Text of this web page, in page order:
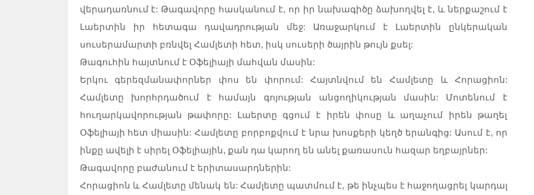
վերադառնում է: Թագավորը հասկանում է, որ իր նախագիծը ձախողվել է, և ներքաշում է
Լաերտին իր հետագա դավադրության մեջ: Առաջարկում է Լաերտին ընկերական
սուսերամարտի բռնվել Համլետի հետ, իսկ սուսերի ծայրին թույն քսել:
Թագուհին հայտնում է Օֆելիայի մահվան մասին:
Երկու գերեզմանափորներ փոս են փորում: Հայտնվում են Համլետը և Հորացիոն:
Համլետը խորհրդածում է համայն գոյության անցողիկության մասին: Մոտենում է
հուղարկավորության թափորը: Լաերտը գցում է իրեն փոսը և աղաչում իրեն թաղել
Օֆելիայի հետ միասին: Համլետը բորբոքվում է նրա խոսքերի կեղծ երանգից: Ասում է, որ
ինքը ավելի է սիրել Օֆելիային, քան դա կարող են անել քառասուն հազար եղբայրներ:
Թագավորը բաժանում է երիտասարդներին:
Հորացիոն և Համլետը մենակ են: Համլետը պատմում է, թե ինչպես է հաջողացրել կարդալ